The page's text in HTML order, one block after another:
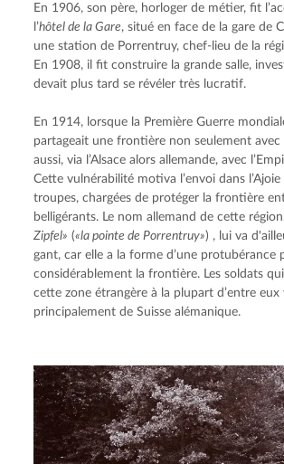
En 1906, son père, horloger de métier, fit
l’hôtel de la Gare, situé en face de la gare de
une station de Porrentruy, chef-lieu de la
En 1908, il fit construire la grande salle,
devait plus tard se révéler très lucratif.
En 1914, lorsque la Première Guerre
partageait une frontière non seulement avec
aussi, via l’Alsace alors allemande, avec
Cette vulnérabilité motiva l’envoi dans
troupes, chargées de protéger la frontière
belligérants. Le nom allemand de cette région,
Zipfel» («la pointe de Porrentruy») , lui va
gant, car elle a la forme d’une protubérance
considérablement la frontière. Les soldats
cette zone étrangère à la plupart d’entre eux
principalement de Suisse alémanique.